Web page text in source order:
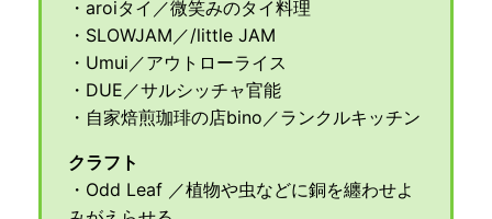
・aroiタイ／微笑みのタイ料理
・SLOWJAM／/little JAM
・Umui／アウトローライス
・DUE／サルシッチャ官能
・自家焙煎珈琲の店bino／ランクルキッチン
クラフト
・Odd Leaf ／植物や虫などに銅を纏わせよ